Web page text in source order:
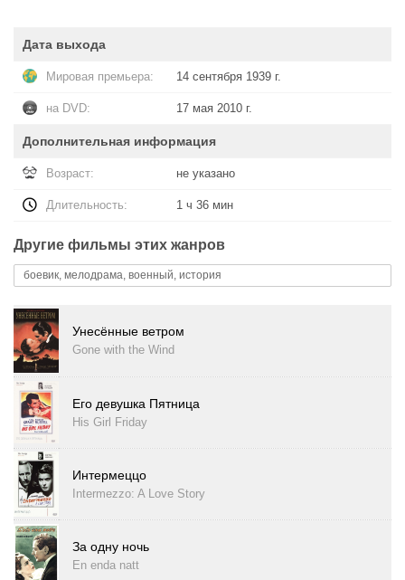
Дата выхода
Мировая премьера: 14 сентября 1939 г.
на DVD: 17 мая 2010 г.
Дополнительная информация
Возраст: не указано
Длительность: 1 ч 36 мин
Другие фильмы этих жанров
боевик, мелодрама, военный, история
Унесённые ветром
Gone with the Wind
Его девушка Пятница
His Girl Friday
Интермеццо
Intermezzo: A Love Story
За одну ночь
En enda natt